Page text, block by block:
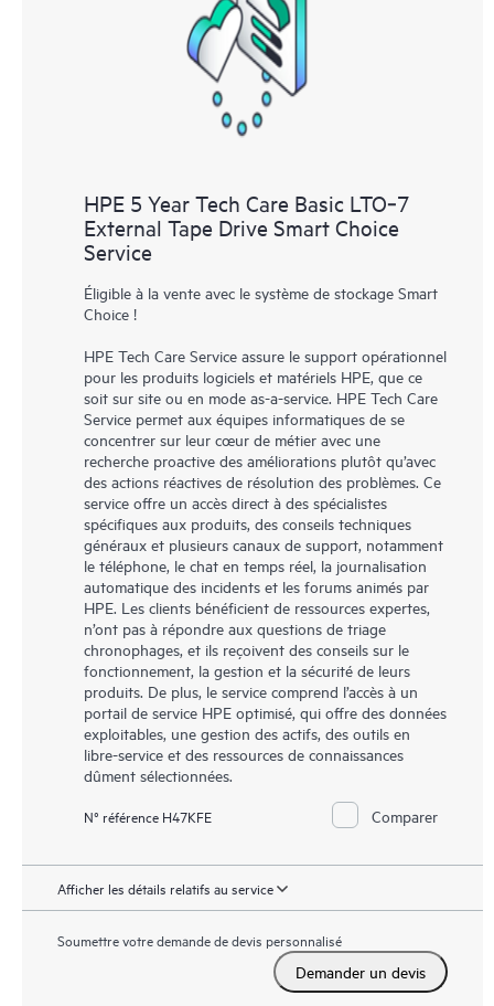
comprenant comment ces produits interagissent ensemble. Les
nouveaux outils en libre-service permettent aux Clients
d’effectuer certaines activités sans avoir à ouvrir un incident de
support, tout en fournissant un portail de ressources de
connaissances dûment sélectionnées. Le service HPE Tech Care
périphérie au cloud.
HPE 5 Year Tech Care Basic LTO‑7
External Tape Drive Smart Choice
Service
Éligible à la vente avec le système de stockage Smart
Choice !
HPE Tech Care Service assure le support opérationnel
pour les produits logiciels et matériels HPE, que ce
soit sur site ou en mode as-a-service. HPE Tech Care
Service permet aux équipes informatiques de se
concentrer sur leur cœur de métier avec une
recherche proactive des améliorations plutôt qu’avec
des actions réactives de résolution des problèmes. Ce
service offre un accès direct à des spécialistes
spécifiques aux produits, des conseils techniques
généraux et plusieurs canaux de support, notamment
le téléphone, le chat en temps réel, la journalisation
automatique des incidents et les forums animés par
HPE. Les clients bénéficient de ressources expertes,
n’ont pas à répondre aux questions de triage
chronophages, et ils reçoivent des conseils sur le
fonctionnement, la gestion et la sécurité de leurs
produits. De plus, le service comprend l’accès à un
portail de service HPE optimisé, qui offre des données
exploitables, une gestion des actifs, des outils en
libre-service et des ressources de connaissances
dûment sélectionnées.
N° référence H47KFE Comparer
Afficher les détails relatifs au service
Soumettre votre demande de devis personnalisé
Demander un devis